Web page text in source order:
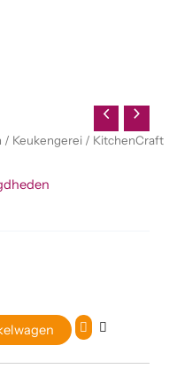
/ Keukengerei / KitchenCraft